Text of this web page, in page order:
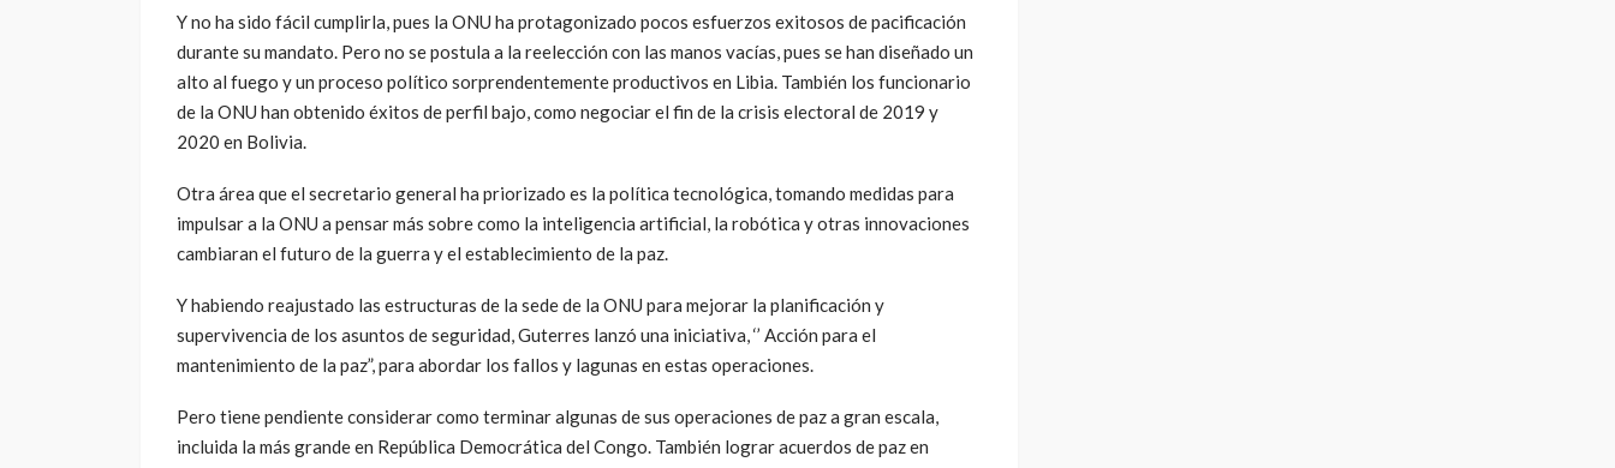
Y no ha sido fácil cumplirla, pues la ONU ha protagonizado pocos esfuerzos exitosos de pacificación
durante su mandato. Pero no se postula a la reelección con las manos vacías, pues se han diseñado un
alto al fuego y un proceso político sorprendentemente productivos en Libia. También los funcionario
de la ONU han obtenido éxitos de perfil bajo, como negociar el fin de la crisis electoral de 2019 y
2020 en Bolivia.
Otra área que el secretario general ha priorizado es la política tecnológica, tomando medidas para
impulsar a la ONU a pensar más sobre como la inteligencia artificial, la robótica y otras innovaciones
cambiaran el futuro de la guerra y el establecimiento de la paz.
Y habiendo reajustado las estructuras de la sede de la ONU para mejorar la planificación y
supervivencia de los asuntos de seguridad, Guterres lanzó una iniciativa, ‘’ Acción para el
mantenimiento de la paz”, para abordar los fallos y lagunas en estas operaciones.
Pero tiene pendiente considerar como terminar algunas de sus operaciones de paz a gran escala,
incluida la más grande en República Democrática del Congo. También lograr acuerdos de paz en